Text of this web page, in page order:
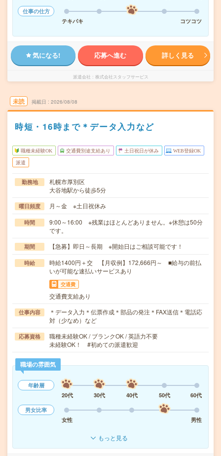
仕事の仕方
テキパキ
コツコツ
気になる! 応募へ進む 詳しく見る
派遣会社 株式会社スタッフサービス
未読 掲載日 2026/08/08
時短・16時まで＊データ入力など
職種未経験OK 交通費別途支給あり 土日祝日が休み WEB登録OK
派遣
勤務地
札幌市厚別区
大谷地駅から徒歩5分
曜日頻度 月～金 ※土日祝休み
時間
9:00～16:00 ※残業はほとんどありません。※休憩は50分
です。
期間 【急募】即日～長期 ※開始日はご相談可能です！
時給
時給1400円＋交 【月収例】172,666円～ ■給与の前払
いが可能な速払いサービスあり
交通費
交通費支給あり
仕事内容
＊データ入力＊伝票作成＊部品の発注＊FAX送信＊電話応
対（少なめ）など
応募資格
職種未経験OK / ブランクOK / 英語力不要
未経験OK！ #初めての派遣歓迎
職場の雰囲気
年齢層
20代
30代 40代 50代
60代
男女比率
女性
男性
もっと見る